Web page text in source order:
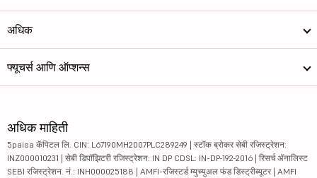
अधिक
फ्यूचर्स आणि ऑप्शन्स
अधिक माहिती
5paisa कॅपिटल लि. CIN: L67190MH2007PLC289249 | स्टॉक ब्रोकर सेबी रजिस्ट्रेशन:
INZ000010231 | सेबी डिपॉझिटरी रजिस्ट्रेशन: IN DP CDSL: IN-DP-192-2016 | रिसर्च ॲनालिस्ट
SEBI रजिस्ट्रेशन. नं.: INH000025188 | AMFI-रजिस्टर्ड म्युच्युअल फंड डिस्ट्रीब्यूटर | AMFI